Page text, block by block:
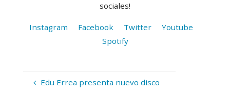
sociales!
Instagram Facebook Twitter
Youtube
Spotify
Edu Errea presenta nuevo disco